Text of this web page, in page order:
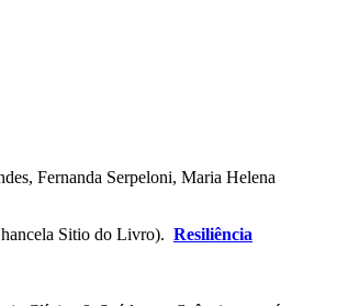
Fernanda Serpeloni, Maria Helena
Sitio do Livro). Resiliência